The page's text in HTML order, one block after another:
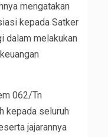
mengatakan
kepada Satker
dalam melakukan
062/Tn
kepada seluruh
jajarannya